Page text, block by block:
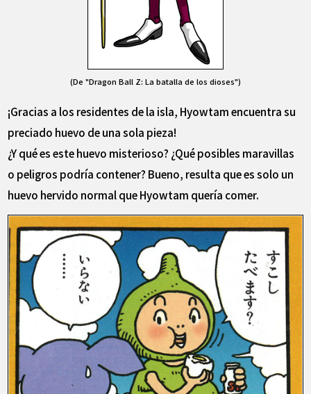
(De "Dragon Ball Z: La batalla de los dioses")
¡Gracias a los residentes de la isla, Hyowtam encuentra su
preciado huevo de una sola pieza!
¿Y qué es este huevo misterioso? ¿Qué posibles maravillas
o peligros podría contener? Bueno, resulta que es solo un
huevo hervido normal que Hyowtam quería comer.